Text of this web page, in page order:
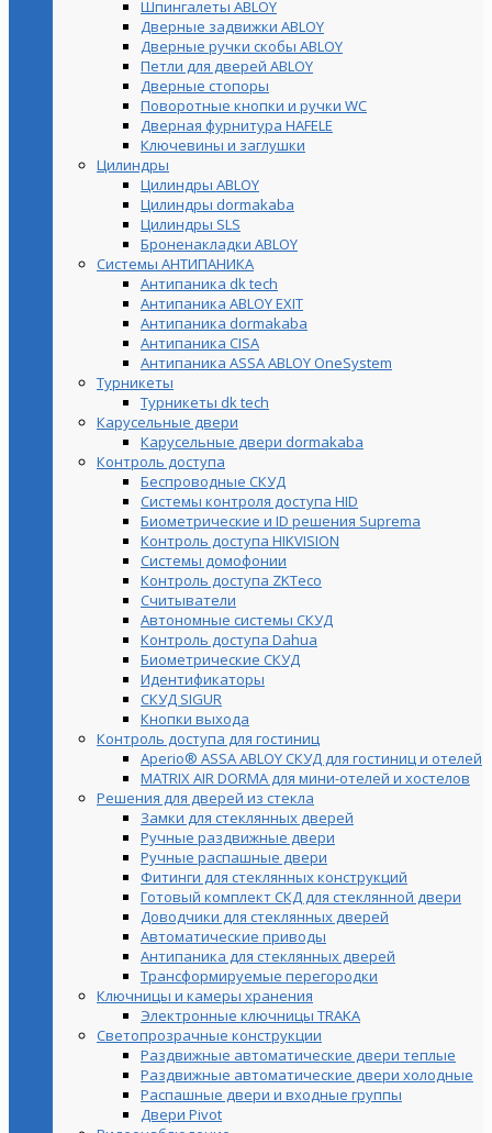
Шпингалеты ABLOY
Дверные задвижки ABLOY
Дверные ручки скобы ABLOY
Петли для дверей ABLOY
Дверные стопоры
Поворотные кнопки и ручки WC
Дверная фурнитура HAFELE
Ключевины и заглушки
Цилиндры
Цилиндры ABLOY
Цилиндры dormakaba
Цилиндры SLS
Броненакладки ABLOY
Системы АНТИПАНИКА
Антипаника dk tech
Антипаника ABLOY EXIT
Антипаника dormakaba
Антипаника СISA
Антипаника ASSA ABLOY OneSystem
Турникеты
Турникеты dk tech
Карусельные двери
Карусельные двери dormakaba
Контроль доступа
Беспроводные СКУД
Системы контроля доступа HID
Биометрические и ID решения Suprema
Контроль доступа HIKVISION
Системы домофонии
Контроль доступа ZKTeco
Считыватели
Автономные системы СКУД
Контроль доступа Dahua
Биометрические СКУД
Идентификаторы
СКУД SIGUR
Кнопки выхода
Контроль доступа для гостиниц
Aperio® ASSA ABLOY СКУД для гостиниц и отелей
MATRIX AIR DORMA для мини-отелей и хостелов
Решения для дверей из стекла
Замки для стеклянных дверей
Ручные раздвижные двери
Ручные распашные двери
Фитинги для стеклянных конструкций
Готовый комплект СКД для стеклянной двери
Доводчики для стеклянных дверей
Автоматические приводы
Антипаника для стеклянных дверей
Трансформируемые перегородки
Ключницы и камеры хранения
Электронные ключницы TRAKA
Светопрозрачные конструкции
Раздвижные автоматические двери теплые
Раздвижные автоматические двери холодные
Распашные двери и входные группы
Двери Pivot